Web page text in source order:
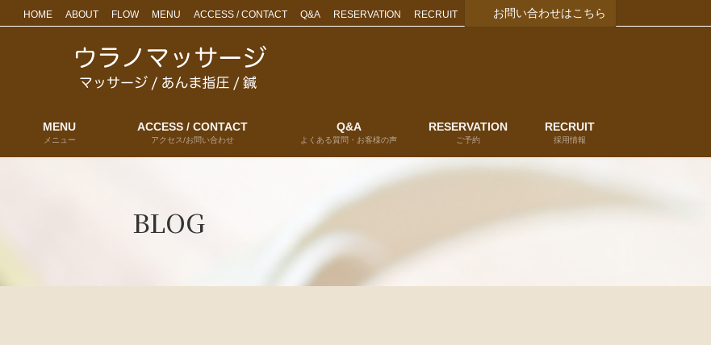
HOME ABOUT FLOW MENU ACCESS / CONTACT Q&A RESERVATION RECRUIT お問い合わせはこちら
MENU
メニュー
ACCESS / CONTACT
アクセス/お問い合わせ
Q&A
よくある質問・お客様の声
RESERVATION
ご予約
RECRUIT
採用情報
BLOG